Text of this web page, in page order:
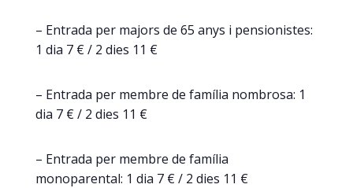
– Entrada per majors de 65 anys i pensionistes:
1 dia 7 € / 2 dies 11 €
– Entrada per membre de família nombrosa: 1
dia 7 € / 2 dies 11 €
– Entrada per membre de família
monoparental: 1 dia 7 € / 2 dies 11 €